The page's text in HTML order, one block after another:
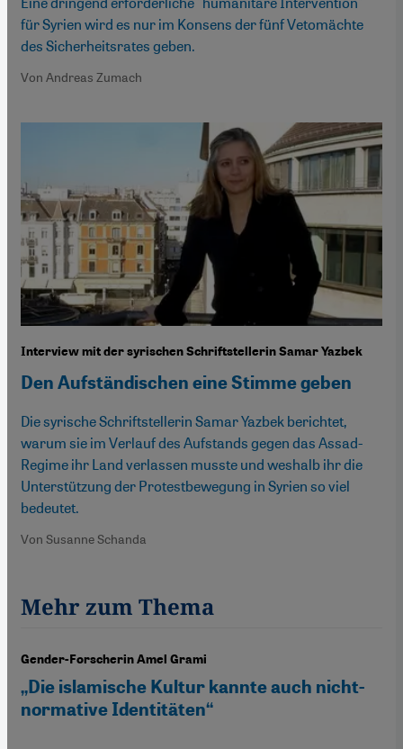
für Syrien wird es nur im Konsens der fünf Vetomächte
des Sicherheitsrates geben.
Von Andreas Zumach
Interview mit der syrischen Schriftstellerin Samar Yazbek
Den Aufständischen eine Stimme geben
Die syrische Schriftstellerin Samar Yazbek berichtet,
warum sie im Verlauf des Aufstands gegen das Assad-
Regime ihr Land verlassen musste und weshalb ihr die
Unterstützung der Protestbewegung in Syrien so viel
bedeutet.
Von Susanne Schanda
Mehr zum Thema
Gender-Forscherin Amel Grami
„Die islamische Kultur kannte auch nicht-
normative Identitäten“